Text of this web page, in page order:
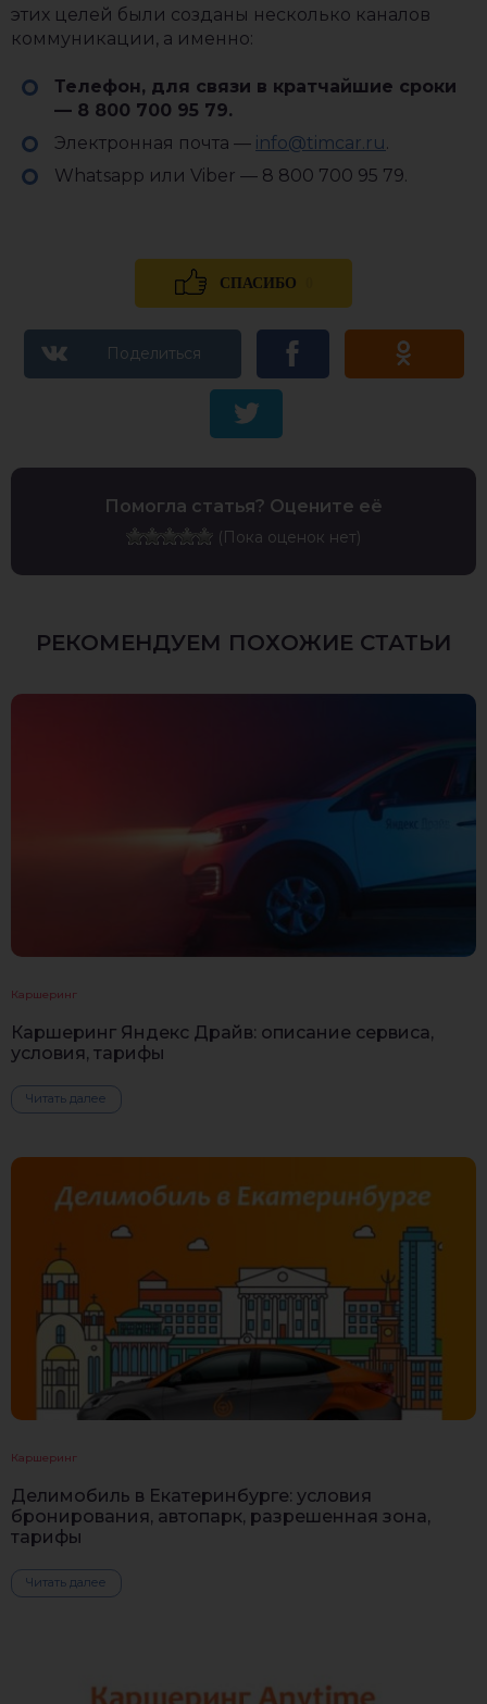
этих целей были созданы несколько каналов
коммуникации, а именно:
Телефон, для связи в кратчайшие сроки
— 8 800 700 95 79.
Электронная почта — info@timcar.ru.
Whatsapp или Viber — 8 800 700 95 79.
СПАСИБО
Помогла статья? Оцените её
(Пока оценок нет)
РЕКОМЕНДУЕМ ПОХОЖИЕ СТАТЬИ
Каршеринг
Каршеринг Яндекс Драйв: описание сервиса,
условия, тарифы
Читать далее
Каршеринг
Делимобиль в Екатеринбурге: условия
бронирования, автопарк, разрешенная зона,
тарифы
Читать далее